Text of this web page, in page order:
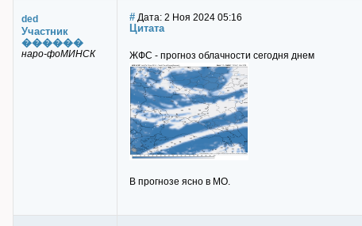
ded
Участник
������
наро-фоМИНСК
# Дата: 2 Ноя 2024 05:16
Цитата
ЖФС - прогноз облачности сегодня днем
В прогнозе ясно в МО.